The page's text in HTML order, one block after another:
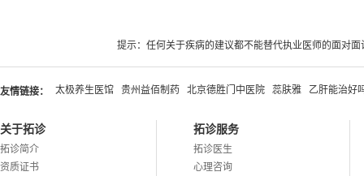
提示：任何关于疾病的建议都不能替代执业医师的面对
友情链接： 太极养生医馆 贵州益佰制药 北京德胜门中医院 蕊肤雅 乙肝能治好
关于拓诊
拓诊简介
资质证书
拓诊服务
拓诊医生
心理咨询